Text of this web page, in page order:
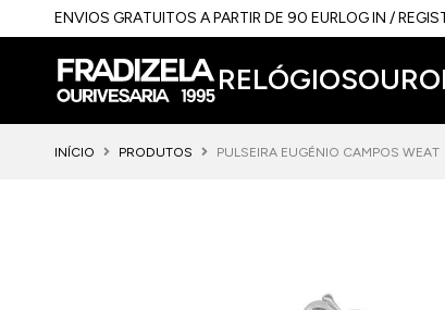
ENVIOS GRATUITOS A PARTIR DE 90 EURLOG IN /
RELÓGIOSOURO
INÍCIO PRODUTOS PULSEIRA EUGÉNIO CAMPOS WEAT